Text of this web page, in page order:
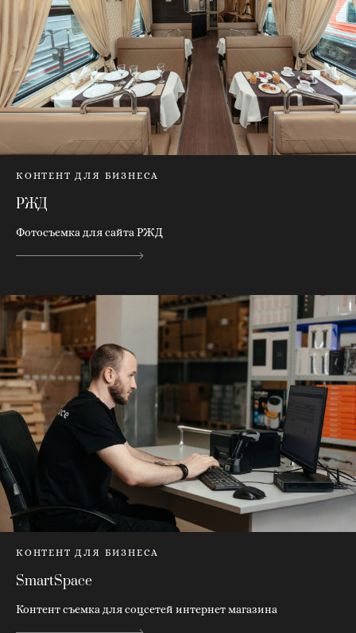
КОНТЕНТ ДЛЯ БИЗНЕСА
РЖД
Фотосъемка для сайта РЖД
КОНТЕНТ ДЛЯ БИЗНЕСА
SmartSpace
Контент съемка для соцсетей интернет магазина